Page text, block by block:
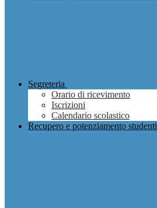
Segreteria
Orario di ricevimento
Iscrizioni
Calendario scolastico
Recupero e potenziamento studenti